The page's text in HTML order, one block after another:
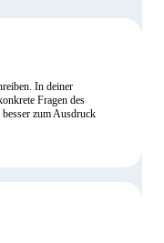
In deiner
Fragen des
zum Ausdruck